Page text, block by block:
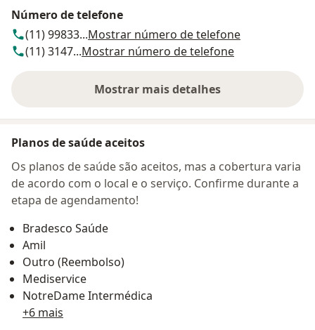
Número de telefone
(11) 99833...Mostrar número de telefone
(11) 3147...Mostrar número de telefone
Mostrar mais detalhes
sobre o endereço
Planos de saúde aceitos
Os planos de saúde são aceitos, mas a cobertura varia
de acordo com o local e o serviço. Confirme durante a
etapa de agendamento!
Bradesco Saúde
Amil
Outro (Reembolso)
Mediservice
NotreDame Intermédica
+6 mais